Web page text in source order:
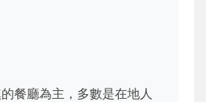
餐廳為主，多數是在地人